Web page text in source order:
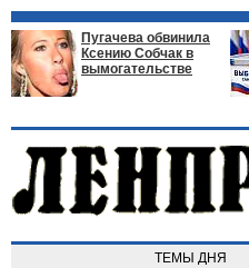
Пугачева обвинила
Ксению Собчак в
вымогательстве
ТЕМЫ ДНЯ